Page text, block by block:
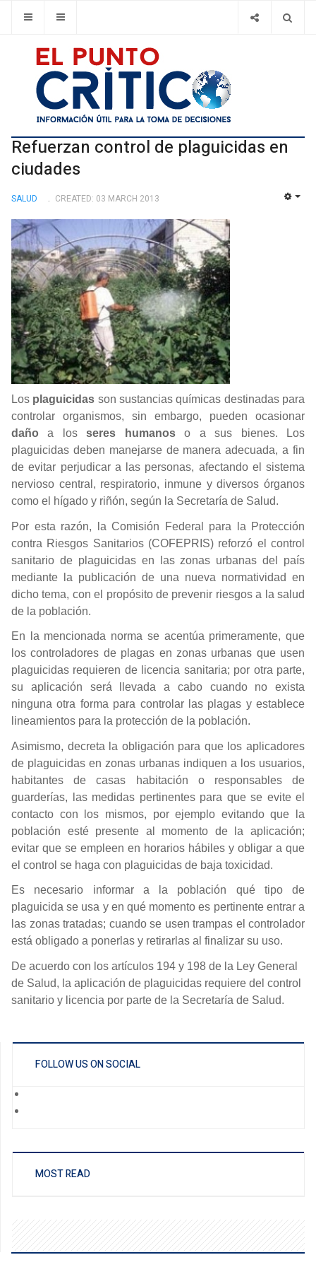
Refuerzan control de plaguicidas en
ciudades
SALUD CREATED: 03 MARCH 2013
Los plaguicidas son sustancias químicas destinadas para
controlar organismos, sin embargo, pueden ocasionar
daño a losseres humanoso a sus bienes. Los
plaguicidas deben manejarse de manera adecuada, a fin
de evitar perjudicar a las personas, afectando el sistema
nervioso central, respiratorio, inmune y diversos órganos
como el hígado y riñón, según la Secretaría de Salud.
Por esta razón, la Comisión Federal para la Protección
contra Riesgos Sanitarios (COFEPRIS) reforzó el control
sanitario de plaguicidas en las zonas urbanas del país
mediante la publicación de una nueva normatividad en
dicho tema, con el propósito de prevenir riesgos a la salud
de la población.
En la mencionada norma se acentúa primeramente, que
los controladores de plagas en zonas urbanas que usen
plaguicidas requieren de licencia sanitaria; por otra parte,
su aplicación será llevada a cabo cuando no exista
ninguna otra forma para controlar las plagas y establece
lineamientos para la protección de la población.
Asimismo, decreta la obligación para que los aplicadores
de plaguicidas en zonas urbanas indiquen a los usuarios,
habitantes de casas habitación o responsables de
guarderías, las medidas pertinentes para que se evite el
contacto con los mismos, por ejemplo evitando que la
población esté presente al momento de la aplicación;
evitar que se empleen en horarios hábiles y obligar a que
el control se haga con plaguicidas de baja toxicidad.
Es necesario informar a la población qué tipo de
plaguicida se usa y en qué momento es pertinente entrar a
las zonas tratadas; cuando se usen trampas el controlador
está obligado a ponerlas y retirarlas al finalizar su uso.
De acuerdo con los artículos 194 y 198 de la Ley General
de Salud, la aplicación de plaguicidas requiere del control
sanitario y licencia por parte de la Secretaría de Salud.
FOLLOW US ON SOCIAL
MOST READ